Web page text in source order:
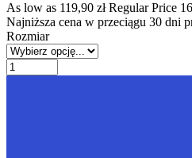
As low as 119,90 zł Regular Price
Najniższa cena w przeciągu 30 dni
Rozmiar